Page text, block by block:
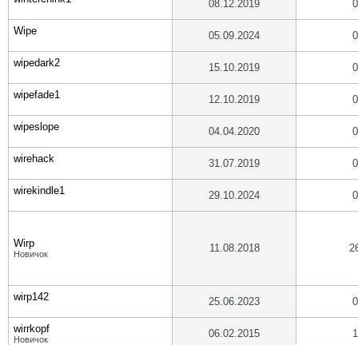
08.12.2019 0
Wipe 05.09.2024 0
wipedark2 15.10.2019 0
wipefade1 12.10.2019 0
wipeslope 04.04.2020 0
wirehack 31.07.2019 0
wirekindle1 29.10.2024 0
Wirp
Новичок 11.08.2018
wirp142 25.06.2023 0
wirrkopf
Новичок 06.02.2015 1